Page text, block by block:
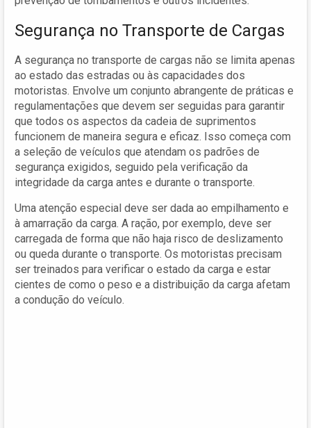
Segurança no Transporte de Cargas
A segurança no transporte de cargas não se limita apenas
ao estado das estradas ou às capacidades dos
motoristas. Envolve um conjunto abrangente de práticas e
regulamentações que devem ser seguidas para garantir
que todos os aspectos da cadeia de suprimentos
funcionem de maneira segura e eficaz. Isso começa com
a seleção de veículos que atendam os padrões de
segurança exigidos, seguido pela verificação da
integridade da carga antes e durante o transporte.
Uma atenção especial deve ser dada ao empilhamento e
à amarração da carga. A ração, por exemplo, deve ser
carregada de forma que não haja risco de deslizamento
ou queda durante o transporte. Os motoristas precisam
ser treinados para verificar o estado da carga e estar
cientes de como o peso e a distribuição da carga afetam
a condução do veículo.